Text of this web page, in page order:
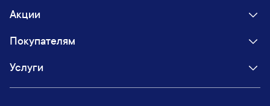
Акции
Покупателям
Услуги